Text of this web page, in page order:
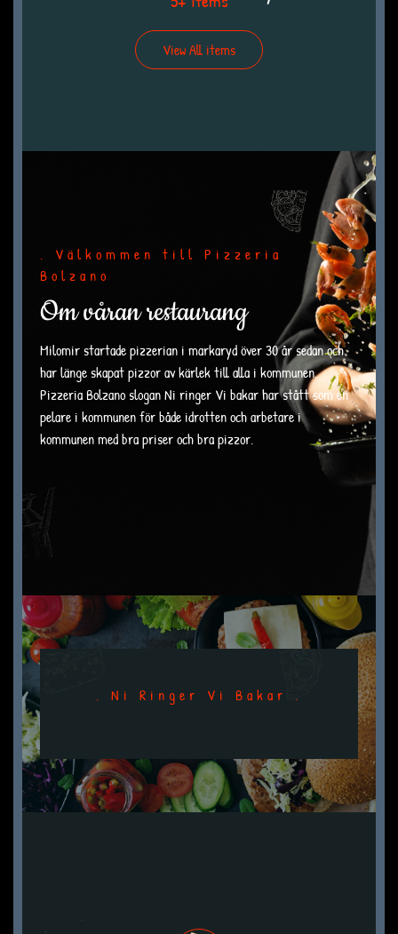
View All items
. Välkommen till Pizzeria
Bolzano
Om våran restaurang
Milomir startade pizzerian i markaryd över 30 år sedan och
har länge skapat pizzor av kärlek till alla i kommunen.
Pizzeria Bolzano slogan Ni ringer Vi bakar har stått som en
pelare i kommunen för både idrotten och arbetare i
kommunen med bra priser och bra pizzor.
. Ni Ringer Vi Bakar .